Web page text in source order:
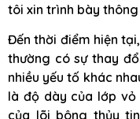
tôi xin trình bày thông
Đến thời điểm hiện
thường có sự thay
nhiều yếu tố khác
là độ dày của lớp vỏ
của lõi bông thủy